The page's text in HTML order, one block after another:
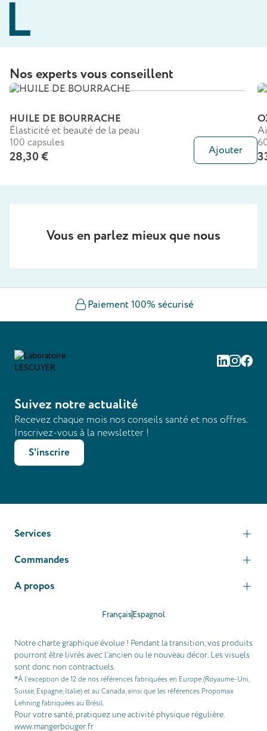
Nos experts vous conseillent
HUILE DE BOURRACHE
Élasticité et beauté de la peau
100 capsules
28,30 € Ajouter
Vous en parlez mieux que nous
Paiement 100% sécurisé
Linkedin
Suivez notre actualité
Recevez chaque mois nos conseils santé et nos offres.
Inscrivez-vous à la newsletter !
S'inscrire
Services
Commandes
A propos
FrançaisEspagnol
Notre charte graphique évolue ! Pendant la transition, vos produits
pourront être livrés avec l’ancien ou le nouveau décor. Les visuels
sont donc non contractuels.
*À l’exception de 12 de nos références fabriquées en Europe (Royaume-Uni,
Suisse, Espagne, Italie) et au Canada, ainsi que les références Propomax
Lehning fabriquées au Brésil.
Pour votre santé, pratiquez une activité physique régulière.
www.mangerbouger.fr